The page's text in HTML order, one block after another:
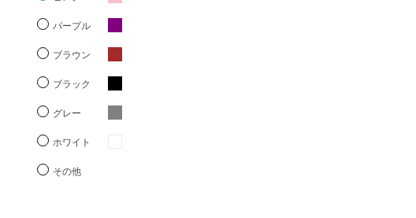
パープル
ブラウン
ブラック
グレー
ホワイト
その他